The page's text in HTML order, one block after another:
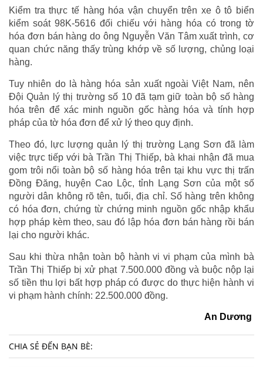
Kiểm tra thực tế hàng hóa vận chuyển trên xe ô tô biển
kiểm soát 98K-5616 đối chiếu với hàng hóa có trong tờ
hóa đơn bán hàng do ông Nguyễn Văn Tâm xuất trình, cơ
quan chức năng thấy trùng khớp về số lượng, chủng loại
hàng.
Tuy nhiên do là hàng hóa sản xuất ngoài Việt Nam, nên
Đội Quản lý thị trường số 10 đã tạm giữ toàn bộ số hàng
hóa trên để xác minh nguồn gốc hàng hóa và tính hợp
pháp của tờ hóa đơn để xử lý theo quy định.
Theo đó, lực lượng quản lý thị trường Lạng Sơn đã làm
việc trực tiếp với bà Trần Thị Thiếp, bà khai nhận đã mua
gom trôi nổi toàn bộ số hàng hóa trên tại khu vực thị trấn
Đồng Đăng, huyện Cao Lộc, tỉnh Lạng Sơn của một số
người dân không rõ tên, tuổi, địa chỉ. Số hàng trên không
có hóa đơn, chứng từ chứng minh nguồn gốc nhập khẩu
hợp pháp kèm theo, sau đó lập hóa đơn bán hàng rồi bán
lại cho người khác.
Sau khi thừa nhận toàn bộ hành vi vi phạm của mình bà
Trần Thị Thiếp bị xử phạt 7.500.000 đồng và buộc nộp lại
số tiền thu lợi bất hợp pháp có được do thực hiện hành vi
vi phạm hành chính: 22.500.000 đồng.
An Dương
CHIA SẺ ĐẾN BẠN BÈ: